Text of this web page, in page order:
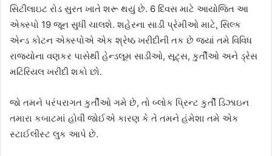
સિટીલાઇટ રોડ સુરત ખાતે શરૂ થયું છે. 6 દિવસ માટે આયોજિત આ
એક્સ્પો 19 જૂન સુધી ચાલશે. શહેરના સાડી પ્રેમીઓ માટે, સિલ્ક
એન્ડ કોટન એક્સ્પોએ એક શ્રેષ્ઠ ખરીદીની તક છે જ્યાં તમે વિવિધ
રાજ્યોના વણકર પાસેથી હેન્ડલૂમ સાડીઓ, સૂટ્સ, કુર્તીઓ અને ડ્રેસ
મટિરિયલ ખરીદી શકો છો.
જો તમને પરંપરાગત કુર્તીઓ ગમે છે, તો બ્લોક પ્રિન્ટ કુર્તી ડિઝાઇન
તમારા કબાટમાં હોવી જોઈએ કારણ કે તે તમને હંમેશા તમે એક
સ્ટાઈલીસ્ટ લુક આપે છે.